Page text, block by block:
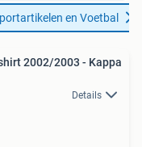
en Voetbal
2002/2003 - Kappa
Details